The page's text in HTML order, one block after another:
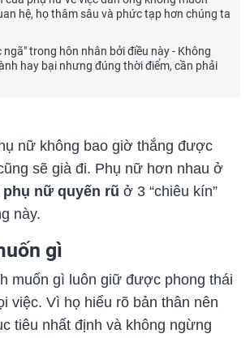
hệ, họ thâm sâu và phức tạp hơn chúng ta
ngã" trong hôn nhân bởi điều này - Không
hay bại nhưng đúng thời điểm, cần phải
nữ không bao giờ thắng được
sẽ già đi. Phụ nữ hơn nhau ở
phụ nữ quyến rũ ở 3 “chiêu kín”
này.
gì
muốn gì luôn giữ được phong thái
việc. Vì họ hiểu rõ bản thân nên
tiêu nhất định và không ngừng